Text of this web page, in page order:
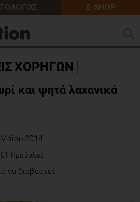
E-SHOP
ΧΟΡΗΓΩΝ
και ψητά λαχανικά
2014
Προβολές
να διαβαστεί